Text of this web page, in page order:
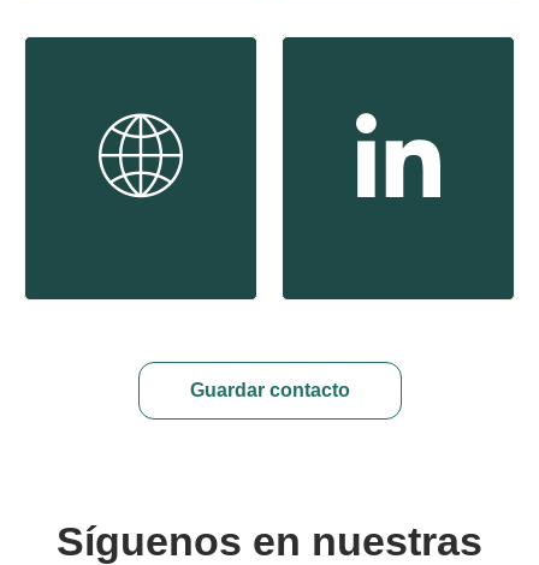
Guardar contacto
Síguenos en nuestras